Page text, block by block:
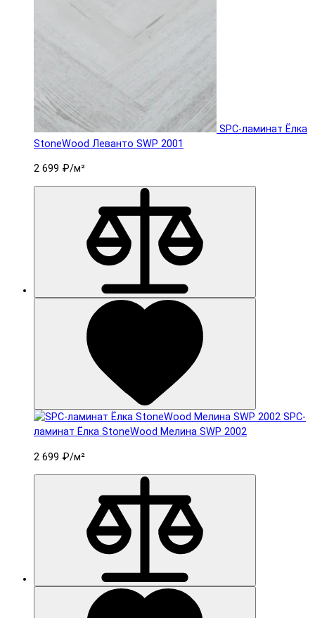
SPC-ламинат Ëлка
StoneWood Леванто SWP 2001
2 699 ₽/м²
SPC-
ламинат Ëлка StoneWood Мелина SWP 2002
2 699 ₽/м²